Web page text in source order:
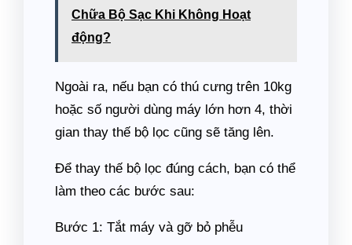
Chữa Bộ Sạc Khi Không Hoạt
động?
Ngoài ra, nếu bạn có thú cưng trên 10kg
hoặc số người dùng máy lớn hơn 4, thời
gian thay thế bộ lọc cũng sẽ tăng lên.
Để thay thế bộ lọc đúng cách, bạn có thể
làm theo các bước sau:
Bước 1: Tắt máy và gỡ bỏ phễu